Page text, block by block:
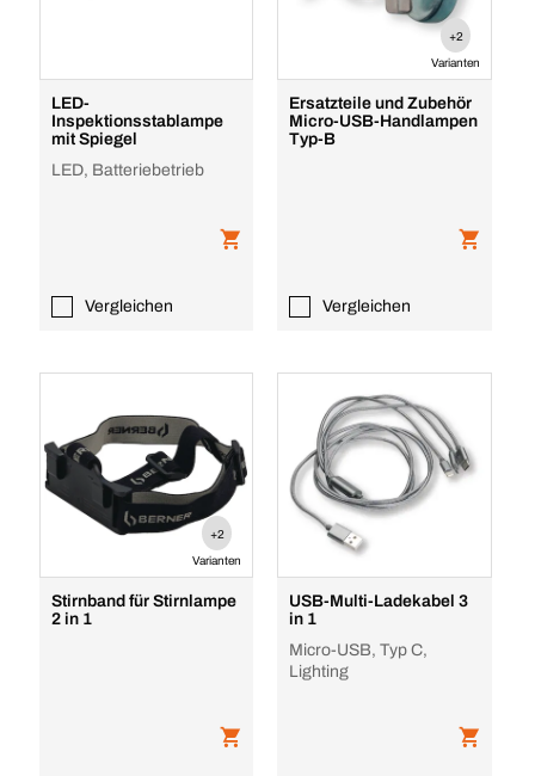
LED-
Inspektionsstablampe
mit Spiegel
LED, Batteriebetrieb
Vergleichen
+2
Varianten
Ersatzteile und Zubehör
Micro-USB-Handlampen
Typ-B
Vergleichen
+2
Varianten
Stirnband für Stirnlampe
2 in 1
USB-Multi-Ladekabel 3
in 1
Micro-USB, Typ C,
Lighting